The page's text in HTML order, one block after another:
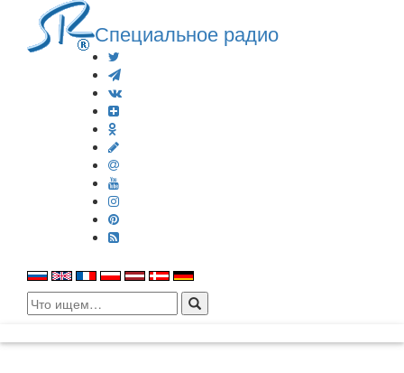
Специальное радио
Search
for: